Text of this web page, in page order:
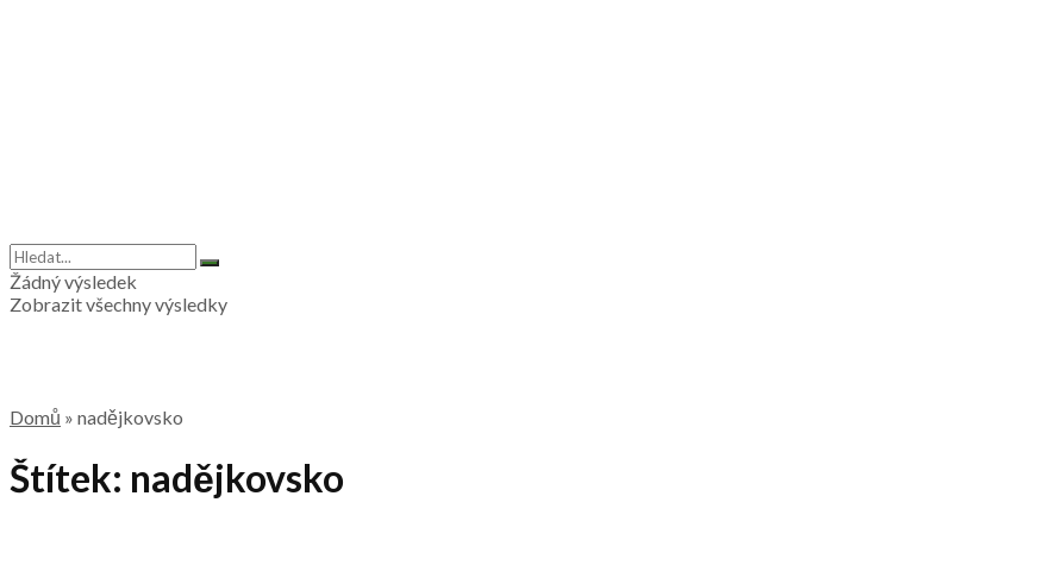
Žádný výsledek
Zobrazit všechny výsledky
Domů » nadějkovsko
Štítek: nadějkovsko